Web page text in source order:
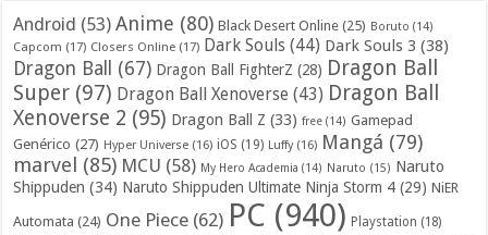
Android (53) Anime (80) Black Desert Online (25) Boruto (14)
Capcom (17) Closers Online (17) Dark Souls (44) Dark Souls 3 (38)
Dragon Ball (67) Dragon Ball FighterZ (28) Dragon Ball
Super (97) Dragon Ball Xenoverse (43) Dragon Ball
Xenoverse 2 (95) Dragon Ball Z (33) free (14) Gamepad
Genérico (27) Hyper Universe (16) iOS (19) Luffy(16) Mangá (79)
marvel (85) MCU (58) My Hero Academia (14) Naruto (15) Naruto
Shippuden (34) Naruto Shippuden Ultimate Ninja Storm 4 (29) NiER
Automata (24) One Piece (62) PC (940) Playstation (18)